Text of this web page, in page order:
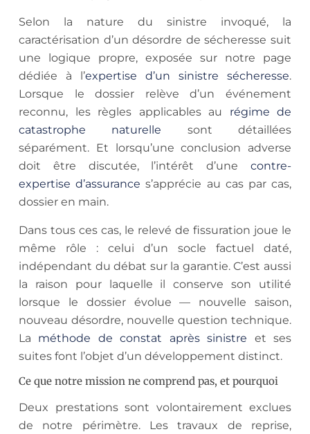
Selon la nature du sinistre invoqué, la
caractérisation d’un désordre de sécheresse suit
une logique propre, exposée sur notre page
dédiée à l’expertise d’un sinistre sécheresse.
Lorsque le dossier relève d’un événement
reconnu, les règles applicables au régime de
catastrophe naturelle sont détaillées
séparément. Et lorsqu’une conclusion adverse
doit être discutée, l’intérêt d’une contre-
expertise d’assurance s’apprécie au cas par cas,
dossier en main.
Dans tous ces cas, le relevé de fissuration joue le
même rôle : celui d’un socle factuel daté,
indépendant du débat sur la garantie. C’est aussi
la raison pour laquelle il conserve son utilité
lorsque le dossier évolue — nouvelle saison,
nouveau désordre, nouvelle question technique.
La méthode de constat après sinistre et ses
suites font l’objet d’un développement distinct.
Ce que notre mission ne comprend pas, et pourquoi
Deux prestations sont volontairement exclues
de notre périmètre. Les travaux de reprise,